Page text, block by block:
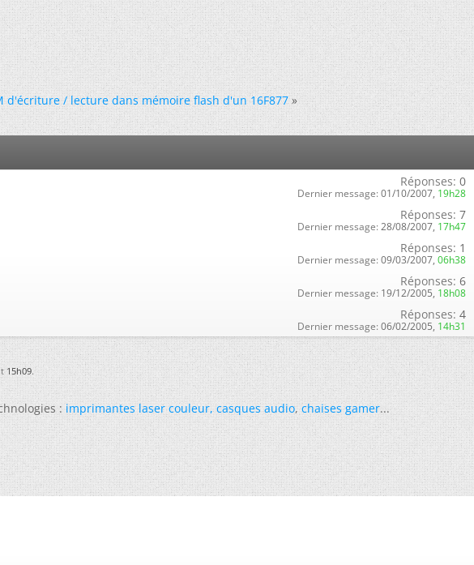
d'écriture / lecture dans mémoire flash d'un 16F877 »
Réponses: 0
Dernier message: 01/10/2007, 19h28
Réponses: 7
Dernier message: 28/08/2007, 17h47
Réponses: 1
Dernier message: 09/03/2007, 06h38
Réponses: 6
Dernier message: 19/12/2005, 18h08
Réponses: 4
Dernier message: 06/02/2005, 14h31
15h09.
:imprimantes laser couleur,casques audio,chaises gamer...